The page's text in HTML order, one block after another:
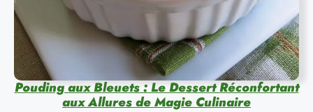
Pouding aux Bleuets : Le Dessert Réconfortant
aux Allures de Magie Culinaire